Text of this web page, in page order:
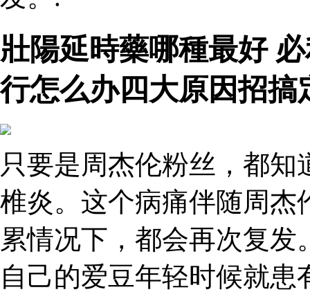
壯陽延時藥哪種最好
行怎么办四大原因招
只要是周杰伦粉丝，都
椎炎。这个病痛伴随周杰
累情况下，都会再次复
自己的爱豆年轻时候就